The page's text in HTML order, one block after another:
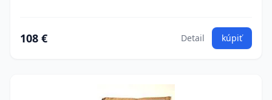
108 € Detail kúpiť